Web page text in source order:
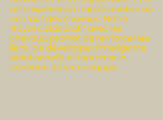
une expérience transformative au
contact des chevaux. Notre
travail collaboratif avec les
chevaux, promet de renforcer les
liens, de développer l'intelligence
émotionnelle et renforcer la
cohésion de votre équipe.